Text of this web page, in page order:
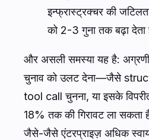
इन्फ्रास्ट्रक्चर की
को 2-3 गुना तक बढ़ा
और असली समस्या यह है:
चुनाव को उलट देना—जैसे
tool call चुनना, या इसके
18% तक की गिरावट ला
जैसे-जैसे एंटरप्राइज़ अधिक